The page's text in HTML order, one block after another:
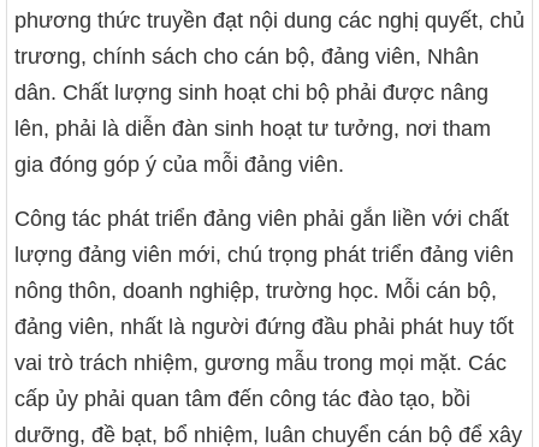
phương thức truyền đạt nội dung các nghị quyết, chủ
trương, chính sách cho cán bộ, đảng viên, Nhân
dân. Chất lượng sinh hoạt chi bộ phải được nâng
lên, phải là diễn đàn sinh hoạt tư tưởng, nơi tham
gia đóng góp ý của mỗi đảng viên.
Công tác phát triển đảng viên phải gắn liền với chất
lượng đảng viên mới, chú trọng phát triển đảng viên
nông thôn, doanh nghiệp, trường học. Mỗi cán bộ,
đảng viên, nhất là người đứng đầu phải phát huy tốt
vai trò trách nhiệm, gương mẫu trong mọi mặt. Các
cấp ủy phải quan tâm đến công tác đào tạo, bồi
dưỡng, đề bạt, bổ nhiệm, luân chuyển cán bộ để xây